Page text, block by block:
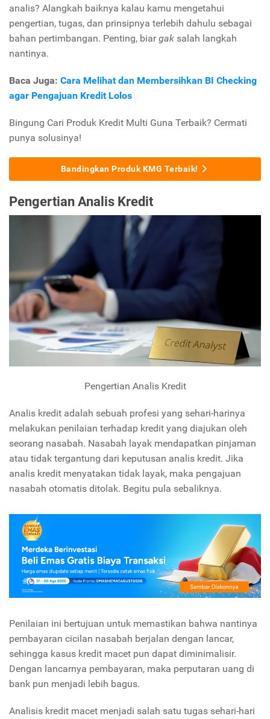
analis? Alangkah baiknya kalau kamu mengetahui
pengertian, tugas, dan prinsipnya terlebih dahulu sebagai
bahan pertimbangan. Penting, biargak salah langkah
nantinya.
Baca Juga: Cara Melihat dan Membersihkan BI Checking
agar Pengajuan Kredit Lolos
Bingung Cari Produk Kredit Multi Guna Terbaik? Cermati
punya solusinya!
Bandingkan Produk KMG Terbaik!
Pengertian Analis Kredit
Pengertian Analis Kredit
Analis kredit adalah sebuah profesi yang sehari-harinya
melakukan penilaian terhadap kredit yang diajukan oleh
seorang nasabah. Nasabah layak mendapatkan pinjaman
atau tidak tergantung dari keputusan analis kredit. Jika
analis kredit menyatakan tidak layak, maka pengajuan
nasabah otomatis ditolak. Begitu pula sebaliknya.
Penilaian ini bertujuan untuk memastikan bahwa nantinya
pembayaran cicilan nasabah berjalan dengan lancar,
sehingga kasus kredit macet pun dapat diminimalisir.
Dengan lancarnya pembayaran, maka perputaran uang di
bank pun menjadi lebih bagus.
Analisis kredit macet menjadi salah satu tugas sehari-hari